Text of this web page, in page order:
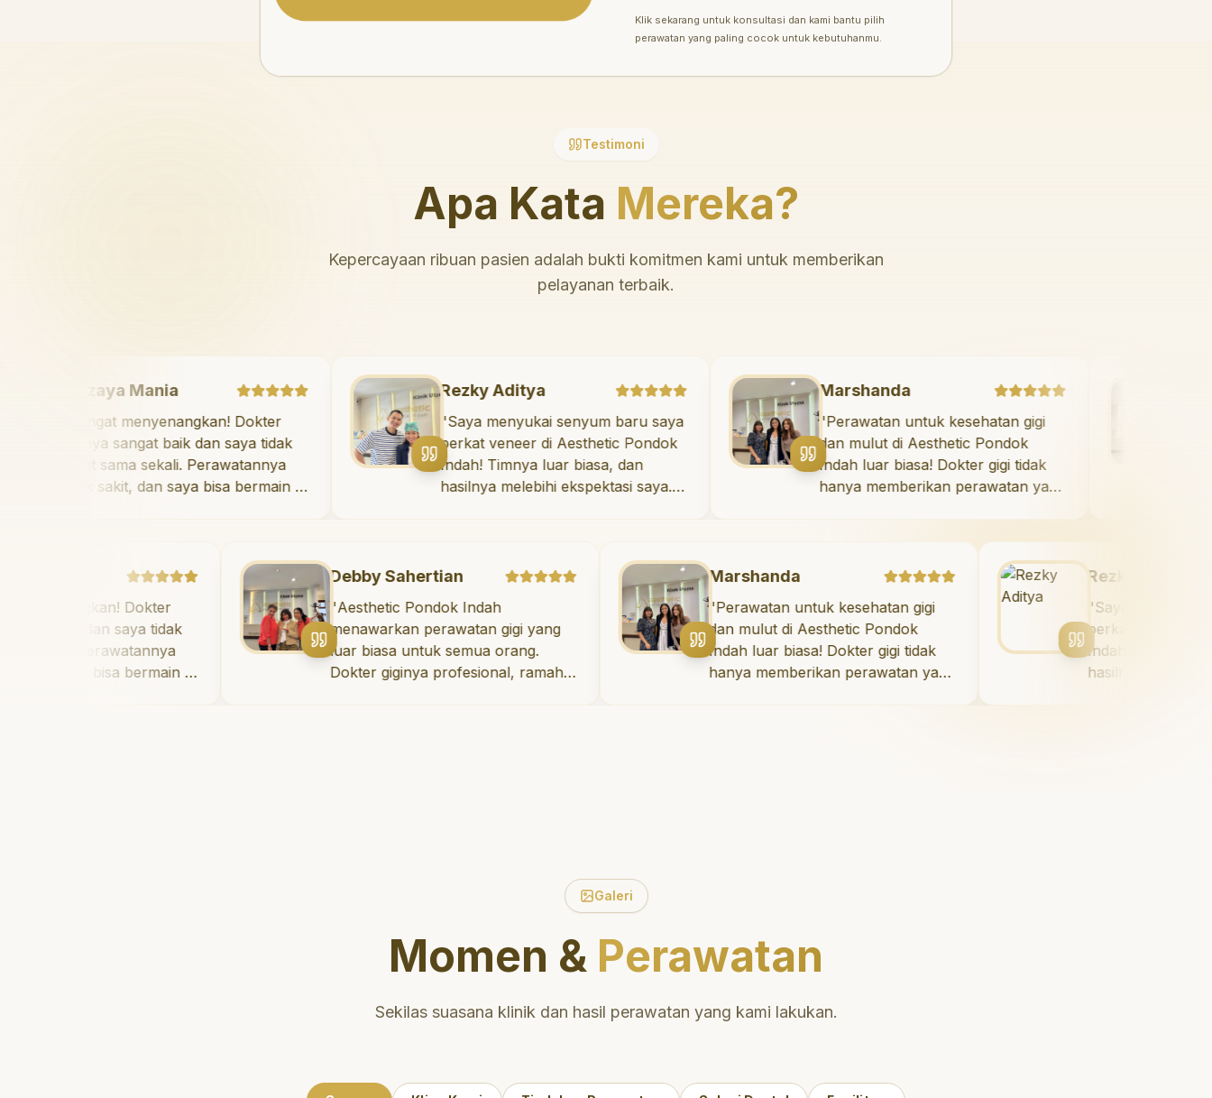
Testimoni
Apa Kata Mereka?
Kepercayaan ribuan pasien adalah bukti komitmen kami untuk memberikan
pelayanan terbaik.
Mazaya Mania
"Sangat menyenangkan! Dokter
giginya sangat baik dan saya tidak
takut sama sekali. Perawatannya
tidak sakit, dan saya bisa bermain di
Rezky Aditya
"Saya menyukai senyum baru saya
berkat veneer di Aesthetic Pondok
Indah! Timnya luar biasa, dan
hasilnya melebihi ekspektasi saya.
Marshanda
" Perawatan untuk kesehatan gigi
dan mulut di Aesthetic Pondok
Indah luar biasa! Dokter gigi tidak
hanya memberikan perawatan yang
mengedukasi saya mengenai teknik
perawatan dan pembersihan gigi
yang tepat. Sangat
direkomendasikan!
dan saya tidak
bisa bermain di
Debby Sahertian
"Aesthetic Pondok Indah
menawarkan perawatan gigi yang
luar biasa untuk semua orang.
Dokter giginya profesional, ramah,
Marshanda
"Perawatan untuk kesehatan gigi
dan mulut di Aesthetic Pondok
Indah luar biasa! Dokter gigi tidak
hanya memberikan perawatan yang
Rezky Aditya
"Saya menyukai senyum
berkat veneer di Aesthetic
Indah! Timnya luar biasa,
hasilnya melebihi ekspektasi
Galeri
Momen & Perawatan
Sekilas suasana klinik dan hasil perawatan yang kami lakukan.
Klik sekarang untuk konsultasi dan kami bantu pilih
perawatan yang paling cocok untuk kebutuhanmu.